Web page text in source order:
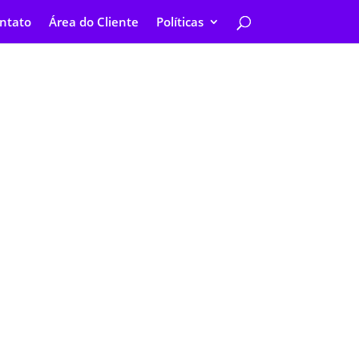
Área do Cliente Políticas